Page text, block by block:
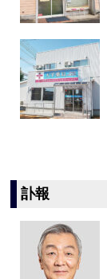
訃報